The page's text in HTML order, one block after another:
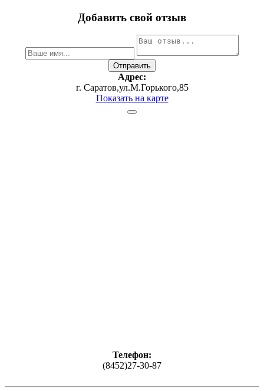
Добавить свой отзыв
Адрес:
г. Саратов,ул.М.Горького,85
Показать на карте
Телефон:
(8452)27-30-87